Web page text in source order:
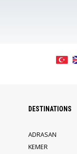
DESTINATIONS
ADRASAN
KEMER